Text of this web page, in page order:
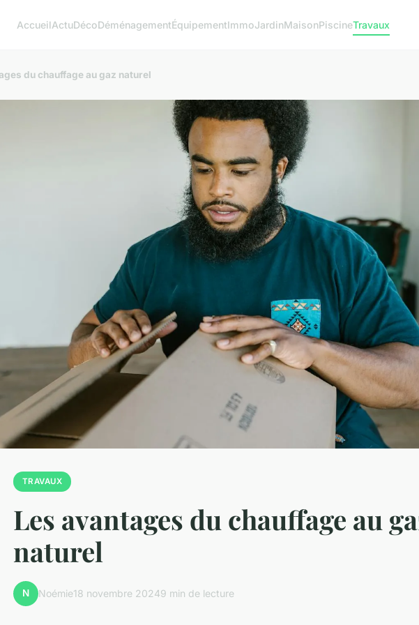
AccueilActuDécoDéménagementÉquipementImmoJardinMaisonPiscineTravaux
du chauffage au gaz naturel
TRAVAUX
Les avantages du chauffage au
naturel
N Noémie18 novembre 20249 min de lecture